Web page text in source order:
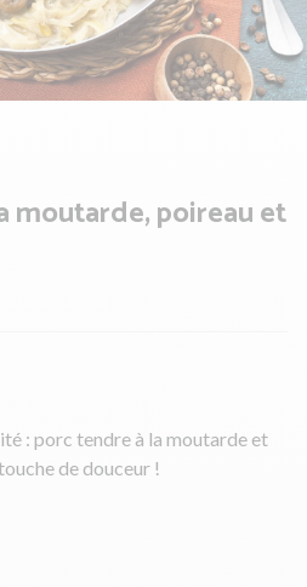
moutarde, poireau et
: porc tendre à la moutarde et
de douceur !